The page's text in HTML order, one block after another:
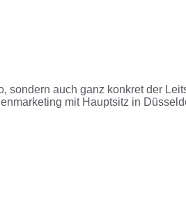
sondern auch ganz konkret der
mit Hauptsitz in